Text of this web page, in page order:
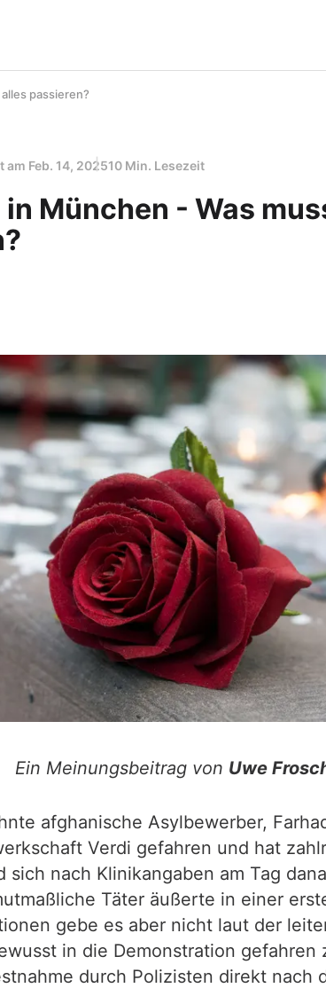
passieren?
am Feb. 14, 202510 Min. Lesezeit
München - Was
Ein Meinungsbeitrag von Uwe
afghanische Asylbewerber,
Verdi gefahren und hat
nach Klinikangaben am Tag
Täter äußerte in einer
gebe es aber nicht laut der
in die Demonstration
durch Polizisten direkt nach